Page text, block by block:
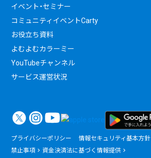
イベント・セミナー
コミュニティイベントCarty
お役立ち資料
よむよむカラーミー
YouTubeチャンネル
サービス運営状況
プライバシーポリシー 情報セキュリティ基本方針
禁止事項
資金決済法に基づく情報提供